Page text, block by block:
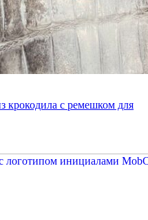
крокодила с ремешком для